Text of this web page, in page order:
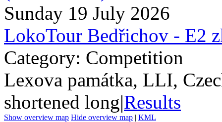
Sunday 19 July 2026
LokoTour Bedřichov - E2
Category: Competition
Lexova památka, LLI,
shortened long|Results
Show overview map Hide overview map | KML